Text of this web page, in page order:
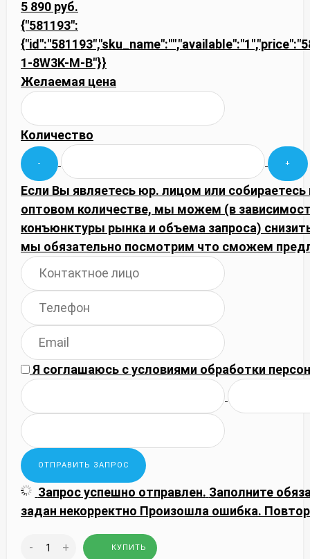
5 890 руб.
{"581193":
1-8W3K-M-B"}}
Желаемая цена
Количество
Если Вы являетесь юр. лицом или собираетесь
оптовом количестве, мы можем (в
конъюнктуры рынка и объема запроса)
мы обязательно посмотрим что сможем
Я соглашаюсь сусловиями обработки
Запрос успешно отправлен. Заполните
задан некорректно Произошла ошибка.
- + КУПИТЬ